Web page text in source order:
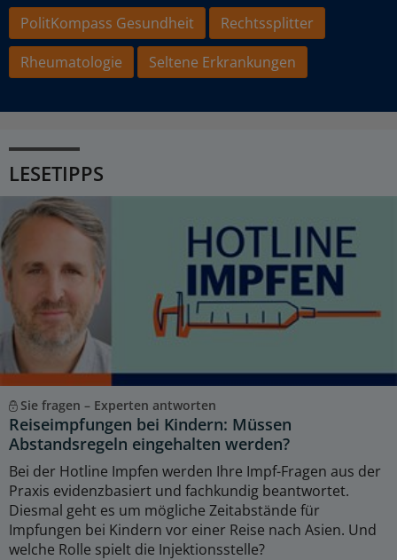
PolitKompass Gesundheit
Rechtssplitter
Rheumatologie
Seltene Erkrankungen
LESETIPPS
Sie fragen – Experten antworten
Reiseimpfungen bei Kindern: Müssen
Abstandsregeln eingehalten werden?
Bei der Hotline Impfen werden Ihre Impf-Fragen aus der
Praxis evidenzbasiert und fachkundig beantwortet.
Diesmal geht es um mögliche Zeitabstände für
Impfungen bei Kindern vor einer Reise nach Asien. Und
welche Rolle spielt die Injektionsstelle?